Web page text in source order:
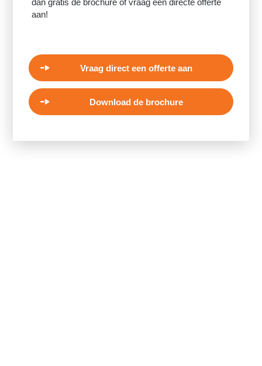
dan gratis de brochure of vraag een directe offerte
aan!
Vraag direct een offerte aan
Download de brochure